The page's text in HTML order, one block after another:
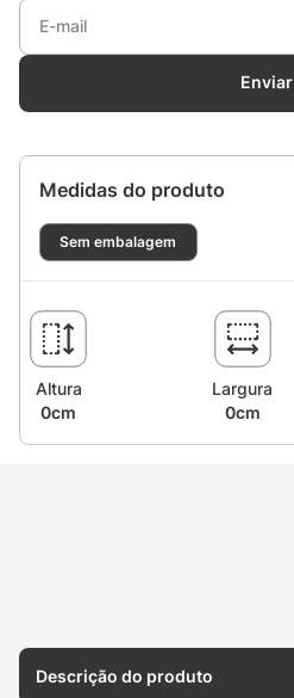
Enviar
Medidas do produto
Sem embalagem
Altura
0cm
Largura
0cm
Descrição do produto